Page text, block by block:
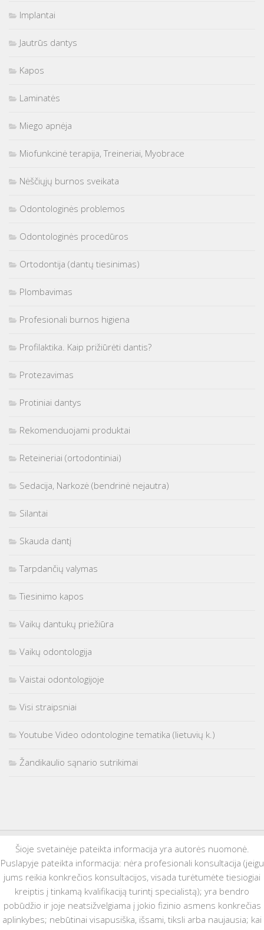
Implantai
Jautrūs dantys
Kapos
Laminatės
Miego apnėja
Miofunkcinė terapija, Treineriai, Myobrace
Nėščiųjų burnos sveikata
Odontologinės problemos
Odontologinės procedūros
Ortodontija (dantų tiesinimas)
Plombavimas
Profesionali burnos higiena
Profilaktika. Kaip prižiūrėti dantis?
Protezavimas
Protiniai dantys
Rekomenduojami produktai
Reteineriai (ortodontiniai)
Sedacija, Narkozė (bendrinė nejautra)
Silantai
Skauda dantį
Tarpdančių valymas
Tiesinimo kapos
Vaikų dantukų priežiūra
Vaikų odontologija
Vaistai odontologijoje
Visi straipsniai
Youtube Video odontologine tematika (lietuvių k.)
Žandikaulio sąnario sutrikimai
Šioje svetainėje pateikta informacija yra autorės nuomonė.
Puslapyje pateikta informacija: nėra profesionali konsultacija (jeigu
jums reikia konkrečios konsultacijos, visada turėtumėte tiesiogiai
kreiptis į tinkamą kvalifikaciją turintį specialistą); yra bendro
pobūdžio ir joje neatsižvelgiama į jokio fizinio asmens konkrečias
aplinkybes; nebūtinai visapusiška, išsami, tiksli arba naujausia; kai